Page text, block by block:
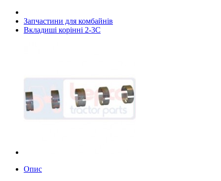
Запчастини для комбайнів
Вкладиші корінні 2-3C
Опис